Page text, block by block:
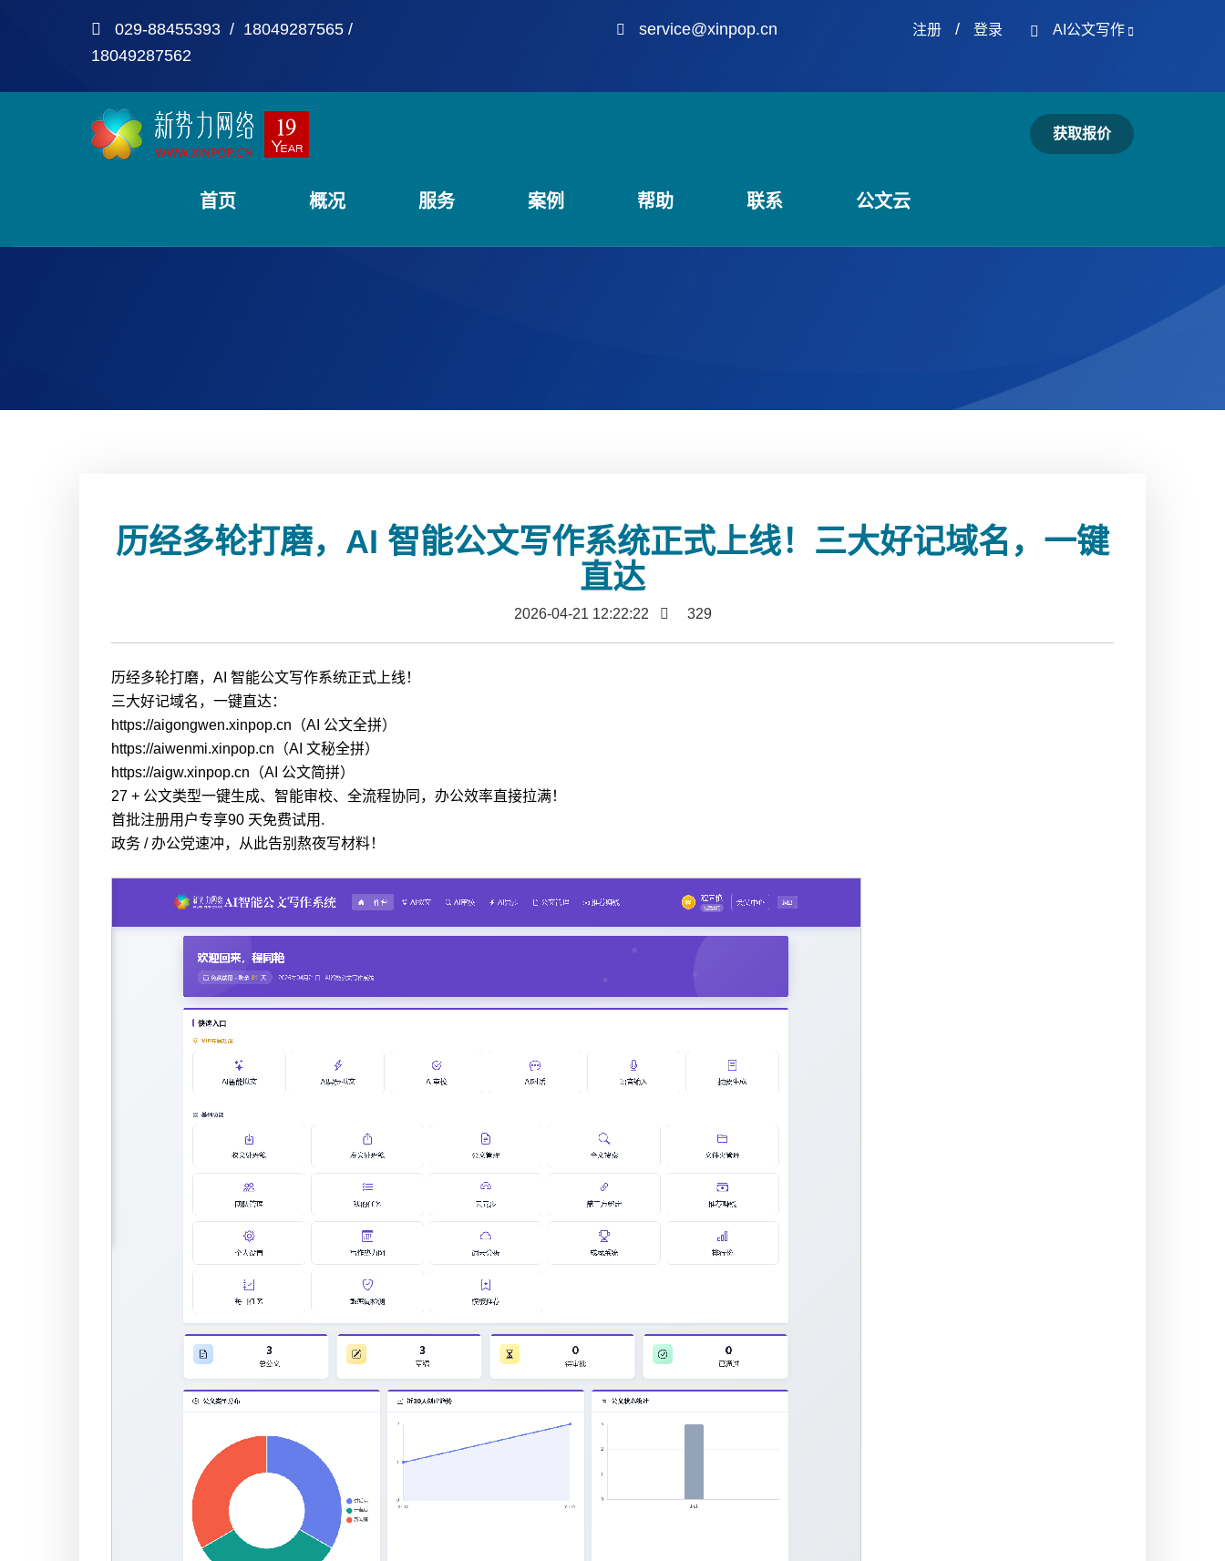
029-88455393 / 18049287565 /
18049287562
service@xinpop.cn 注册/ 登录 AI公文写作
首页 概况 服务 案例 帮助 联系 公文云
获取报价
历经多轮打磨，AI 智能公文写作系统正式上线！三大好记域名，一键
直达
2026-04-21 12:22:22 329
历经多轮打磨，AI 智能公文写作系统正式上线！
三大好记域名，一键直达：
https://aigongwen.xinpop.cn（AI 公文全拼）
https://aiwenmi.xinpop.cn（AI 文秘全拼）
https://aigw.xinpop.cn（AI 公文简拼）
27 + 公文类型一键生成、智能审校、全流程协同，办公效率直接拉满！
首批注册用户专享90 天免费试用.
政务 / 办公党速冲，从此告别熬夜写材料！